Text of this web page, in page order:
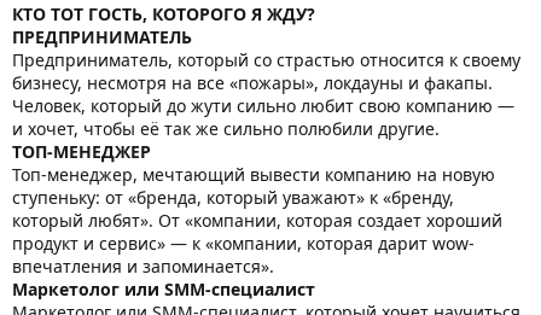
КТО ТОТ ГОСТЬ, КОТОРОГО Я ЖДУ?
ПРЕДПРИНИМАТЕЛЬ
Предприниматель, который со страстью относится к своему
бизнесу, несмотря на все «пожары», локдауны и факапы.
Человек, который до жути сильно любит свою компанию —
и хочет, чтобы её так же сильно полюбили другие.
ТОП-МЕНЕДЖЕР
Топ-менеджер, мечтающий вывести компанию на новую
ступеньку: от «бренда, который уважают» к «бренду,
который любят». От «компании, которая создает хороший
продукт и сервис» — к «компании, которая дарит wow-
впечатления и запоминается».
Маркетолог или SMM-специалист